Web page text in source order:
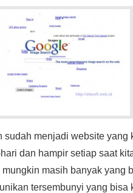
sudah menjadi website yang
dan hampir setiap saat
mungkin masih banyak yang
tersembunyi yang bisa